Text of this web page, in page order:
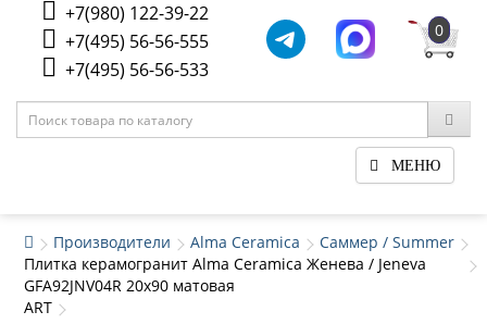
+7(980) 122-39-22
+7(495) 56-56-555
+7(495) 56-56-533
0
МЕНЮ
Производители Alma Ceramica
Саммер / Summer
Плитка керамогранит Alma Ceramica Женева / Jeneva
GFA92JNV04R 20x90 матовая
ART